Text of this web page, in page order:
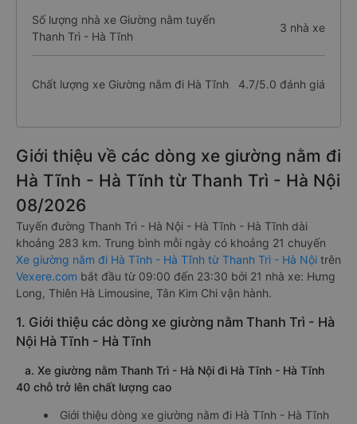
Số lượng nhà xe Giường nằm tuyến
Thanh Trì - Hà Tĩnh
3 nhà xe
Chất lượng xe Giường nằm đi Hà Tĩnh 4.7/5.0 đánh giá
Giới thiệu về các dòng xe giường nằm đi
Hà Tĩnh - Hà Tĩnh từ Thanh Trì - Hà Nội
08/2026
Tuyến đường Thanh Trì - Hà Nội - Hà Tĩnh - Hà Tĩnh dài
khoảng 283 km. Trung bình mỗi ngày có khoảng 21 chuyến
Xe giường nằm đi Hà Tĩnh - Hà Tĩnh từ Thanh Trì - Hà Nội trên
Vexere.com bắt đầu từ 09:00 đến 23:30 bởi 21 nhà xe: Hưng
Long, Thiên Hà Limousine, Tân Kim Chi vận hành.
1. Giới thiệu các dòng xe giường nằm Thanh Trì - Hà
Nội Hà Tĩnh - Hà Tĩnh
a. Xe giường nằm Thanh Trì - Hà Nội đi Hà Tĩnh - Hà Tĩnh
40 chỗ trở lên chất lượng cao
Giới thiệu dòng xe giường nằm đi Hà Tĩnh - Hà Tĩnh